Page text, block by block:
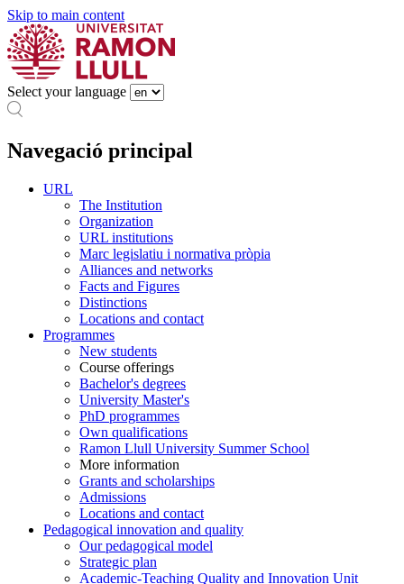
Skip to main content
Select your language
Navegació principal
URL
The Institution
Organization
URL institutions
Marc legislatiu i normativa pròpia
Alliances and networks
Facts and Figures
Distinctions
Locations and contact
Programmes
New students
Course offerings
Bachelor's degrees
University Master's
PhD programmes
Own qualifications
Ramon Llull University Summer School
More information
Grants and scholarships
Admissions
Locations and contact
Pedagogical innovation and quality
Our pedagogical model
Strategic plan
Academic-Teaching Quality and Innovation Unit